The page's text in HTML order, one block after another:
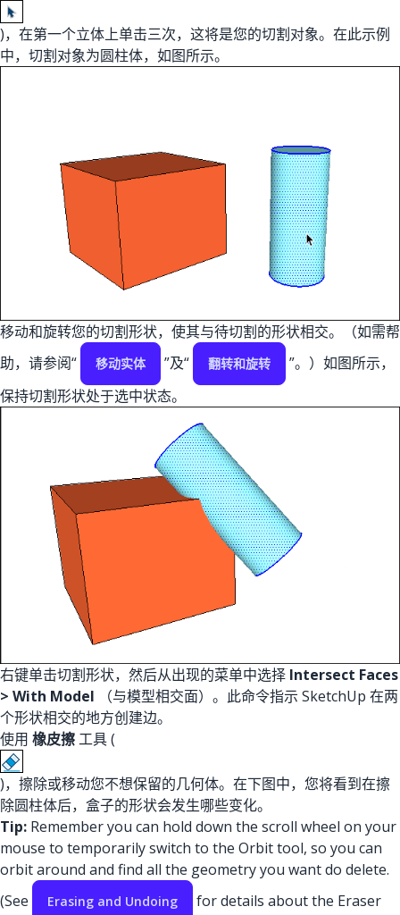
)，在第一个立体上单击三次，这将是您的切割对象。在此示例
中，切割对象为圆柱体，如图所示。
移动和旋转您的切割形状，使其与待切割的形状相交。（如需帮
助，请参阅“
移动实体 ”及“ 翻转和旋转
”。）如图所示，
保持切割形状处于选中状态。
右键单击切割形状，然后从出现的菜单中选择 Intersect Faces
> With Model （与模型相交面）。此命令指示 SketchUp 在两
个形状相交的地方创建边。
使用 橡皮擦工具 (
)，擦除或移动您不想保留的几何体。在下图中，您将看到在擦
除圆柱体后，盒子的形状会发生哪些变化。
Tip: Remember you can hold down the scroll wheel on your
mouse to temporarily switch to the Orbit tool, so you can
orbit around and find all the geometry you want do delete.
(See
Erasing and Undoing for details about the Eraser